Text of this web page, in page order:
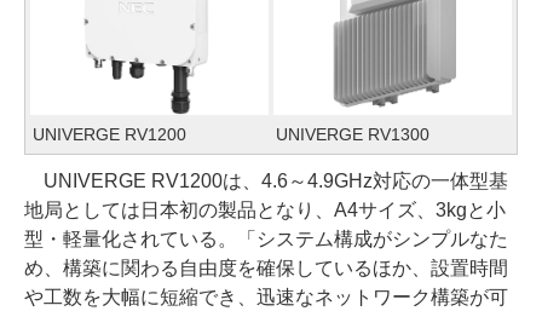
UNIVERGE RV1200 UNIVERGE RV1300
UNIVERGE RV1200は、4.6～4.9GHz対応の一体型基
地局としては日本初の製品となり、A4サイズ、3kgと小
型・軽量化されている。「システム構成がシンプルなた
め、構築に関わる自由度を確保しているほか、設置時間
や工数を大幅に短縮でき、迅速なネットワーク構築が可